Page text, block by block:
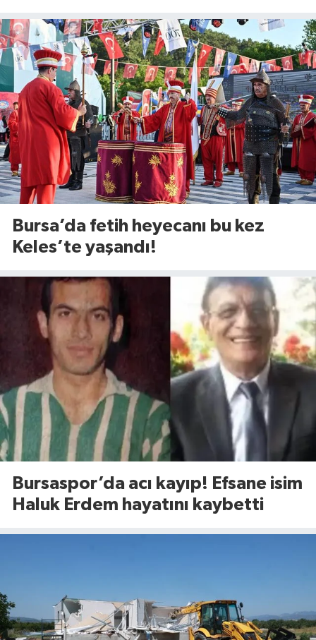
Bursa’da fetih heyecanı bu kez
Keles’te yaşandı!
Bursaspor’da acı kayıp! Efsane isim
Haluk Erdem hayatını kaybetti